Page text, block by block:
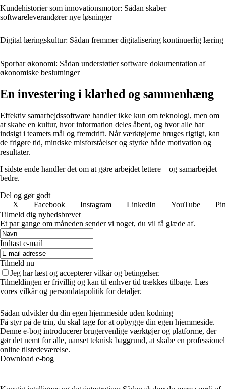
Kundehistorier som innovationsmotor: Sådan skaber
softwareleverandører nye løsninger
Digital læringskultur: Sådan fremmer digitalisering kontinuerlig læring
Sporbar økonomi: Sådan understøtter software dokumentation af
økonomiske beslutninger
En investering i klarhed og sammenhæng
Effektiv samarbejdssoftware handler ikke kun om teknologi, men om
at skabe en kultur, hvor information deles åbent, og hvor alle har
indsigt i teamets mål og fremdrift. Når værktøjerne bruges rigtigt, kan
de frigøre tid, mindske misforståelser og styrke både motivation og
resultater.
I sidste ende handler det om at gøre arbejdet lettere – og samarbejdet
bedre.
Del og gør godt
X
Facebook Instagram LinkedIn YouTube
Tilmeld dig nyhedsbrevet
Et par gange om måneden sender vi noget, du vil få glæde af.
Indtast e-mail
Tilmeld nu
Jeg har læst og accepterer vilkår og betingelser.
Tilmeldingen er frivillig og kan til enhver tid trækkes tilbage. Læs
vores vilkår og persondatapolitik for detaljer.
Sådan udvikler du din egen hjemmeside uden kodning
Få styr på de trin, du skal tage for at opbygge din egen hjemmeside.
Denne e-bog introducerer brugervenlige værktøjer og platforme, der
gør det nemt for alle, uanset teknisk baggrund, at skabe en professionel
online tilstedeværelse.
Download e-bog